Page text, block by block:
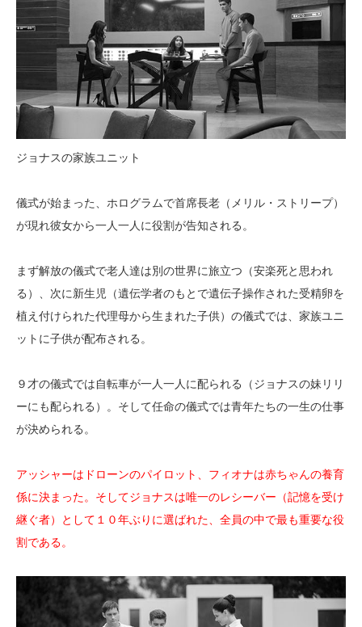
ジョナスの家族ユニット
儀式が始まった、ホログラムで首席長老（メリル・ストリープ）
が現れ彼女から一人一人に役割が告知される。
まず解放の儀式で老人達は別の世界に旅立つ（安楽死と思われ
る）、次に新生児（遺伝学者のもとで遺伝子操作された受精卵を
植え付けられた代理母から生まれた子供）の儀式では、家族ユニ
ットに子供が配布される。
９才の儀式では自転車が一人一人に配られる（ジョナスの妹リリ
ーにも配られる）。そして任命の儀式では青年たちの一生の仕事
が決められる。
アッシャーはドローンのパイロット、フィオナは赤ちゃんの養育
係に決まった。そしてジョナスは唯一のレシーバー（記憶を受け
継ぐ者）として１０年ぶりに選ばれた、全員の中で最も重要な役
割である。